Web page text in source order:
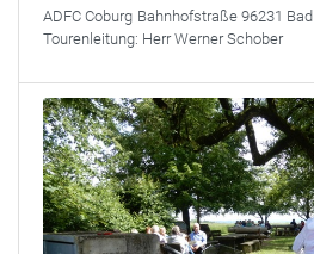
ADFC Coburg Bahnhofstraße 96231
Tourenleitung: Herr Werner Schober